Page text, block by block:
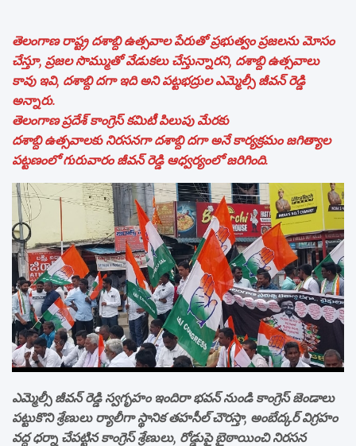
తెలంగాణ రాష్ట్ర దశాబ్ది ఉత్సవాల పేరుతో ప్రభుత్వం ప్రజలను మోసం
చేస్తూ, ప్రజల సొమ్ముతో వేడుకలు చేస్తున్నారని, దశాబ్ది ఉత్సవాలు
కావు ఇవి, దశాబ్ది దగా ఇది అని పట్టభద్రుల ఎమ్మెల్సీ జీవన్ రెడ్డి
అన్నారు.
తెలంగాణ ప్రదేశ్ కాంగ్రెస్ కమిటీ పిలుపు మేరకు
దశాబ్ది ఉత్సవాలకు నిరసనగా దశాబ్ది దగా అనే కార్యక్రమం జగిత్యాల
పట్టణంలో గురువారం జీవన్ రెడ్డి ఆధ్వర్యంలో జరిగింది.
ఎమ్మెల్సీ జీవన్ రెడ్డి స్వగృహం ఇందిరా భవన్ నుండి కాంగ్రెస్ జెండాలు
పట్టుకొని శ్రేణులు ర్యాలీగా స్థానిక తహసీల్ చౌరస్తా, అంబేద్కర్ విగ్రహం
వద్ద ధర్నా చేపట్టిన కాంగ్రెస్ శ్రేణులు, రోడ్డుపై బైఠాయించి నిరసన